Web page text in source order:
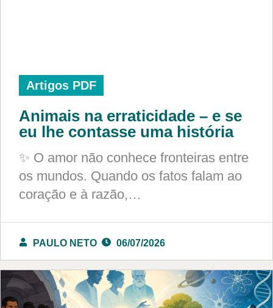
Artigos PDF
Animais na erraticidade – e se
eu lhe contasse uma história
✨ O amor não conhece fronteiras entre
os mundos. Quando os fatos falam ao
coração e à razão,…
PAULO NETO 06/07/2026